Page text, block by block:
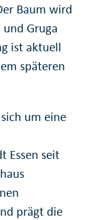
Baum wird
Gruga
ist aktuell
späteren
um eine
Essen seit
prägt die